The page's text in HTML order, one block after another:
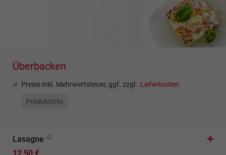
Überbacken
Preise inkl. Mehrwertsteuer, ggf. zzgl. Lieferkosten
Produktinfo
Lasagne